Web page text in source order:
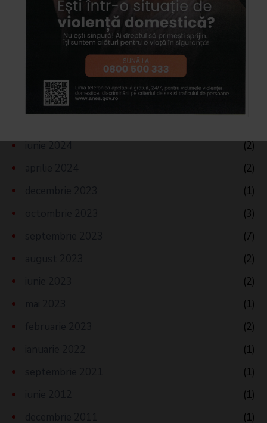
mai 2025
decembrie 2024
octombrie 2024
septembrie 2024
august 2024
iunie 2024
(2)
(2)
(1)
(3)
(7)
(2)
(2)
(1)
(2)
(1)
(1)
(1)
(1)